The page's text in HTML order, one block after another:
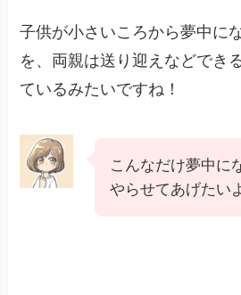
子供が小さいころから夢中に
を、両親は送り迎えなどでき
ているみたいですね！
こんなだけ夢中に
やらせてあげたい